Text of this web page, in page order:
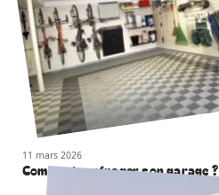
11 mars 2026
Comment aménager son garage ?